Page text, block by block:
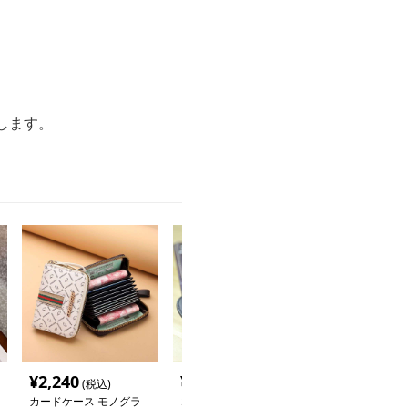
す。
¥2,240(税込)
カードケース モノグラ
¥
コンパクト多機能カード